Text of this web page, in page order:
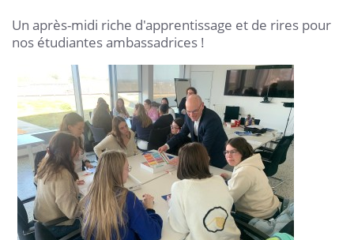
Un après-midi riche d'apprentissage et de rires pour
nos étudiantes ambassadrices !